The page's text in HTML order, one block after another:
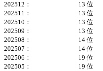
202512：
13 位
202511：
13 位
202510：
13 位
202509：
13 位
202508：
14 位
202507：
14 位
202506：
19 位
202505：
19 位